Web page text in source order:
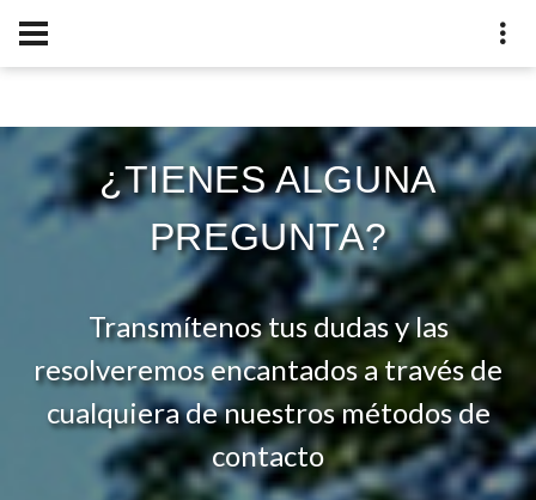
¿TIENES ALGUNA
PREGUNTA?
Transmítenos tus dudas y las
resolveremos encantados a través de
cualquiera de nuestros métodos de
contacto